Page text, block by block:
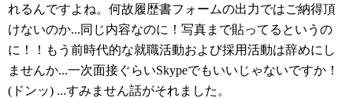
れるんですよね。何故履歴書フォームの出力ではご納得頂
けないのか...同じ内容なのに！写真まで貼ってるというの
に！！もう前時代的な就職活動および採用活動は辞めにし
ませんか...一次面接ぐらいSkypeでもいいじゃないですか！
(ドンッ) ...すみません話がそれました。